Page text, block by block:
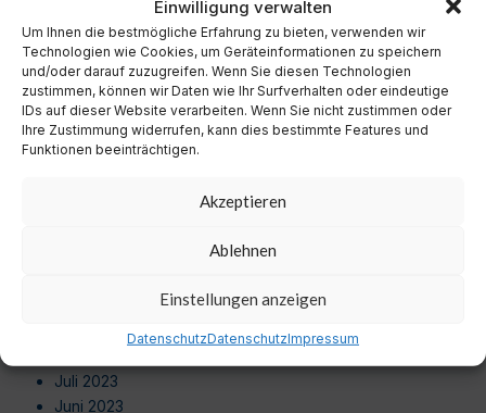
Einwilligung verwalten
Um Ihnen die bestmögliche Erfahrung zu bieten, verwenden wir
Technologien wie Cookies, um Geräteinformationen zu speichern
und/oder darauf zuzugreifen. Wenn Sie diesen Technologien
zustimmen, können wir Daten wie Ihr Surfverhalten oder eindeutige
IDs auf dieser Website verarbeiten. Wenn Sie nicht zustimmen oder
Ihre Zustimmung widerrufen, kann dies bestimmte Features und
Funktionen beeinträchtigen.
Akzeptieren
Ablehnen
Einstellungen anzeigen
DatenschutzDatenschutzImpressum
September 2024
August 2024
Juli 2024
Juni 2024
Mai 2024
April 2024
September 2023
Juli 2023
Juni 2023